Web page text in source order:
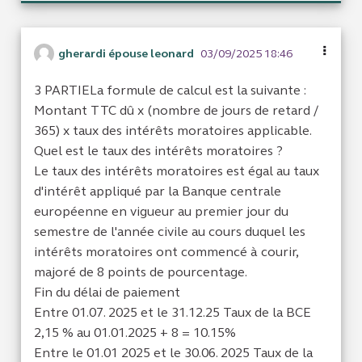
gherardi épouse leonard 03/09/2025 18:46
3 PARTIELa formule de calcul est la suivante :
Montant TTC dû x (nombre de jours de retard /
365) x taux des intérêts moratoires applicable.
Quel est le taux des intérêts moratoires ?
Le taux des intérêts moratoires est égal au taux
d'intérêt appliqué par la Banque centrale
européenne en vigueur au premier jour du
semestre de l'année civile au cours duquel les
intérêts moratoires ont commencé à courir,
majoré de 8 points de pourcentage.
Fin du délai de paiement
Entre 01.07. 2025 et le 31.12.25 Taux de la BCE
2,15 % au 01.01.2025 + 8 = 10.15%
Entre le 01.01 2025 et le 30.06. 2025 Taux de la